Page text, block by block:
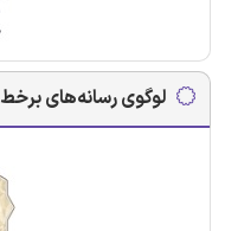
لوگوی رسانه‌های برخط